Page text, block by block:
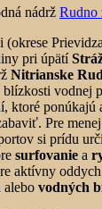
nádrž Rudno
(okrese
pri úpätí
Nitrianske
vodnej
ktoré ponúkajú
Pre
si prídu
surfovanie a
aktívny
alebo vodných